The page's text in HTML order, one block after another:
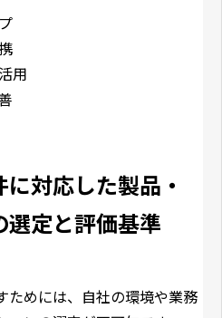
用
対応した製品・
選定と評価基準
ためには、自社の環境や業務